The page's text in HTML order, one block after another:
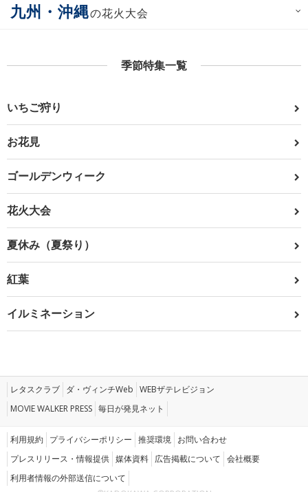
九州・沖縄の花火大会
季節特集一覧
いちご狩り
お花見
ゴールデンウィーク
花火大会
夏休み（夏祭り）
紅葉
イルミネーション
レタスクラブ ダ・ヴィンチWeb WEBザテレビジョン
MOVIE WALKER PRESS 毎日が発見ネット
利用規約 プライバシーポリシー 推奨環境 お問い合わせ
プレスリリース・情報提供 媒体資料 広告掲載について 会社概要
利用者情報の外部送信について